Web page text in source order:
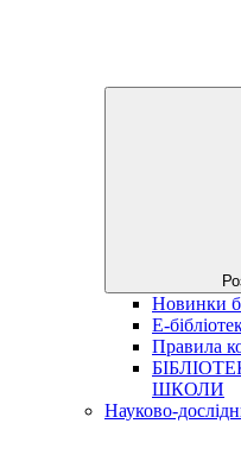
Новинки
E-
Правила
ШКОЛИ
Науково-